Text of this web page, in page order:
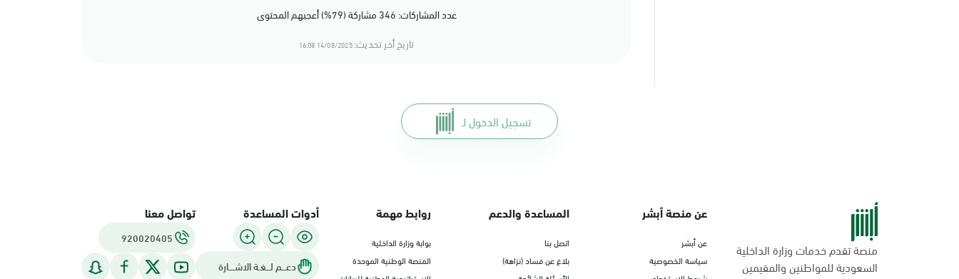
عدد المشاركات: 346 مشاركة (79%) أعجبهم المحتوى
تاريخ أخر تحديث:14/08/2025 16:08
تسجيل الدخول لـ
منصة تقدم خدمات وزارة الداخلية
السعودية للمواطنين والمقيمين
عن منصة أبشر
عن أبشر
سياسة الخصوصية
المساعدة والدعم
اتصل بنا
بلاغ عن فساد (نزاهة)
روابط مهمة
بوابة وزارة الداخلية
المنصة الوطنية الموحدة
أدوات المساعدة
دعـــم لـــغـة الاشــــارة
تواصل معنا
920020405